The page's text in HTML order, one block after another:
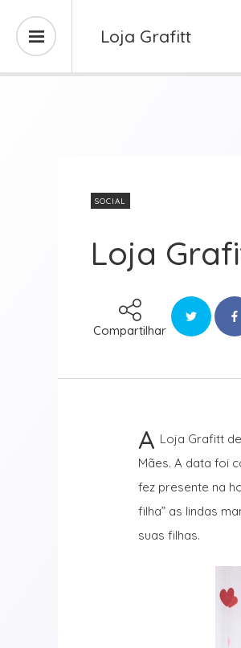
Loja Grafitt
SOCIAL
Loja
Compartilhar
A Loja Grafitt
Mães. A data foi
fez presente na
filha” as lindas
suas filhas.